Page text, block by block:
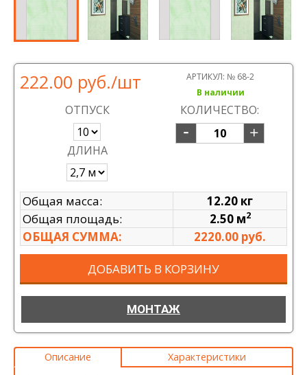
222.00 руб./шт АРТИКУЛ: № 68-2
В наличии
ОТПУСК
ДЛИНА
КОЛИЧЕСТВО:
Общая масса:
12.20 кг
Общая площадь:
2.50 м2
ОБЩАЯ СУММА: 2220.00 руб.
ДОБАВИТЬ В КОРЗИНУ
МОНТАЖ
Описание Характеристики